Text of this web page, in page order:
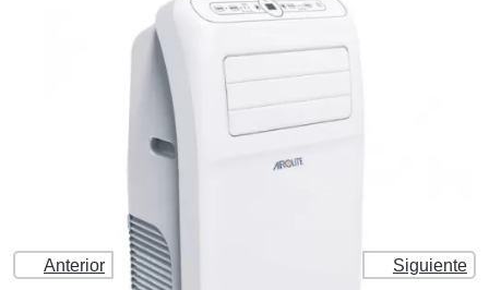
Anterior Siguiente